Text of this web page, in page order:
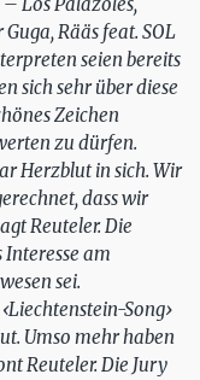
Rääs feat. SOL
seien bereits
sich sehr über diese
Zeichen
zu dürfen.
Herzblut in sich. Wir
dass wir
Reuteler. Die
Interesse am
sei.
Song›
Umso mehr haben
Reuteler. Die Jury